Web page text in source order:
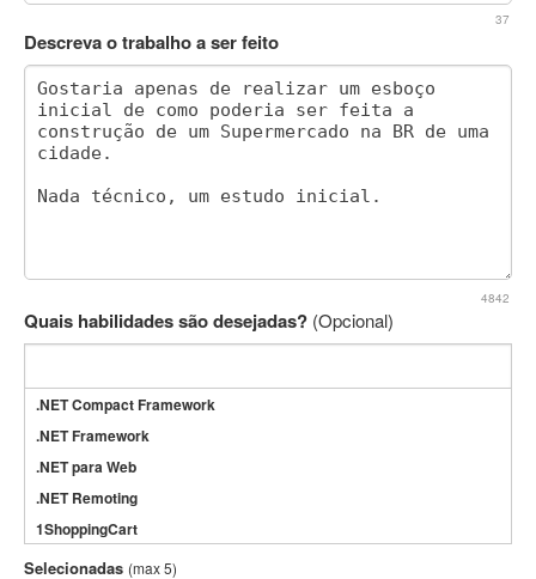
37
Descreva o trabalho a ser feito
4842
Quais habilidades são desejadas? (Opcional)
.NET Compact Framework
.NET Framework
.NET para Web
.NET Remoting
1ShoppingCart
3DS Max
Selecionadas (max 5)